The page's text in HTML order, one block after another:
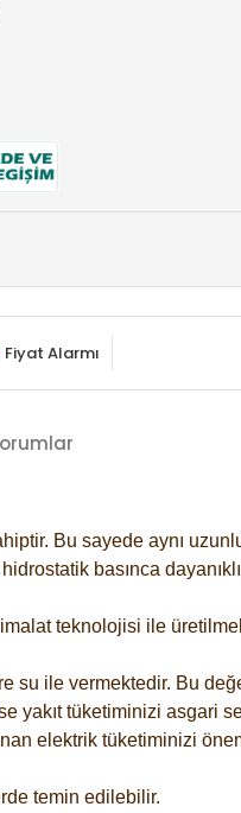
Fiyat Alarmı
Bu sayede aynı
basınca
teknolojisi ile
su ile vermektedir. Bu
yakıt tüketiminizi asgari
elektrik tüketiminizi
temin edilebilir.